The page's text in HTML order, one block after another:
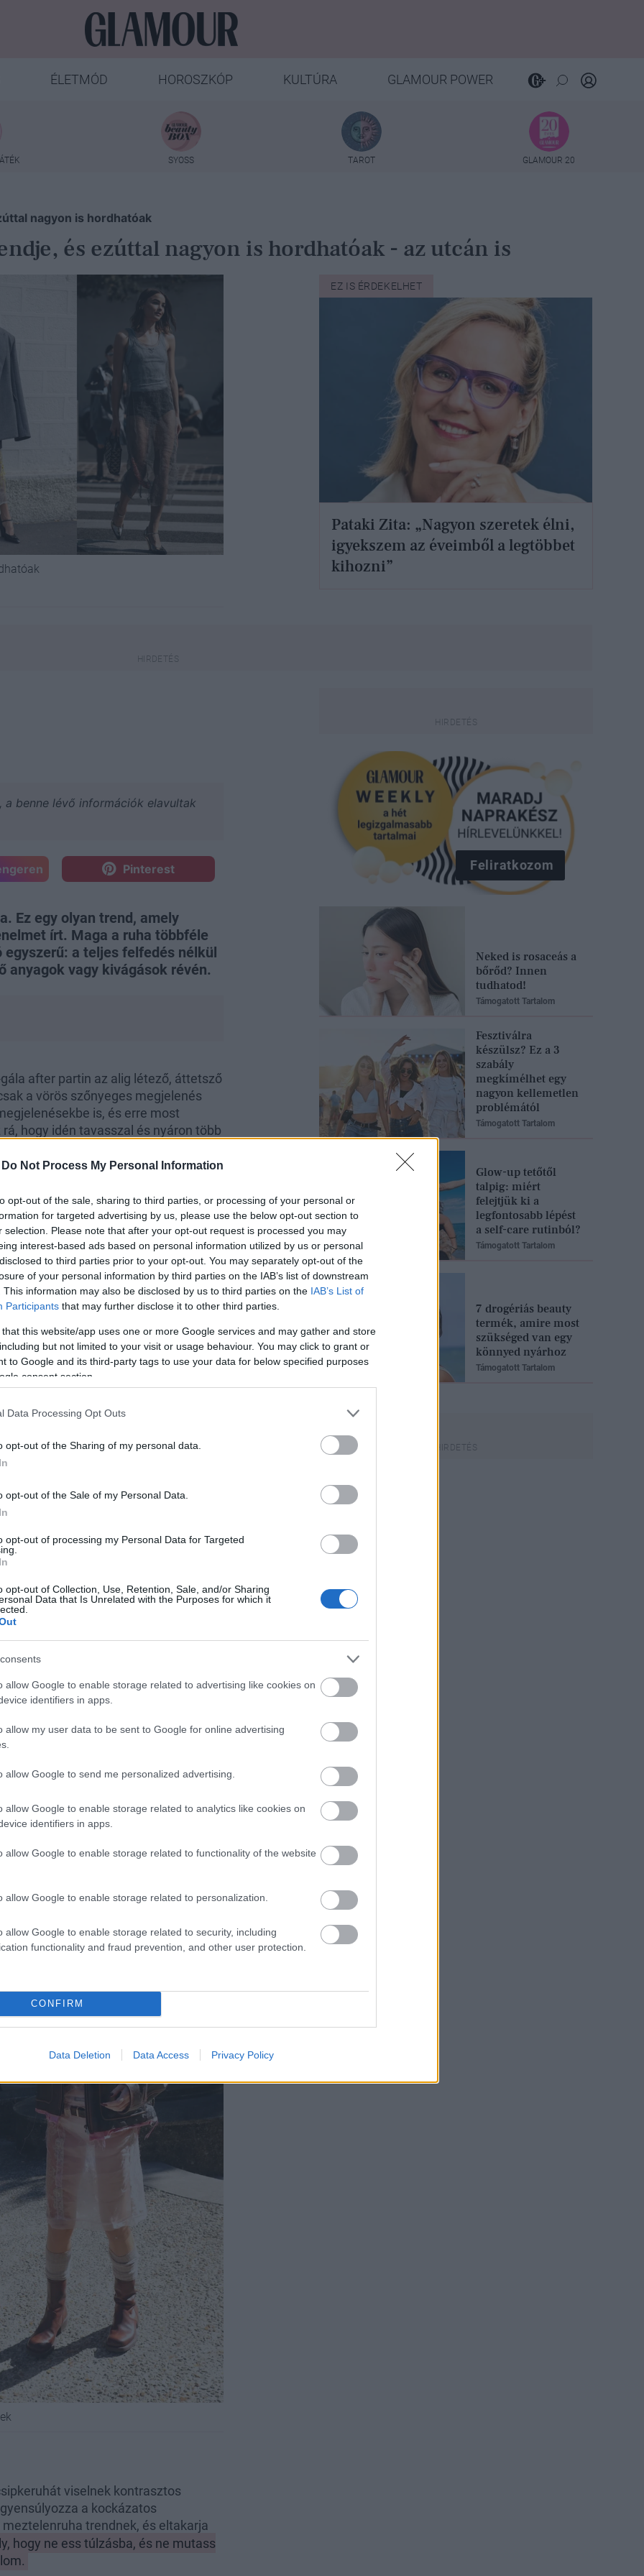
Do Not Process My Personal Information
opt-out of the sale, sharing to third parties, or processing of your personal or
for targeted advertising by us, please use the below opt-out section to
selection. Please note that after your opt-out request is processed you may
interest-based ads based on personal information utilized by us or personal
to third parties prior to your opt-out. You may separately opt-out of the
of your personal information by third parties on the IAB’s list of downstream
This information may also be disclosed by us to third parties on the IAB’s List of
Participants that may further disclose it to other third parties.
that this website/app uses one or more Google services and may gather and store
but not limited to your visit or usage behaviour. You may click to grant or
to Google and its third-party tags to use your data for below specified purposes
consent section.
Data Processing Opt Outs
opt-out of the Sharing of my personal data.
opt-out of the Sale of my Personal Data.
opt-out of processing my Personal Data for Targeted
opt-out of Collection, Use, Retention, Sale, and/or Sharing
Data that Is Unrelated with the Purposes for which it
allow Google to enable storage related to advertising like cookies on
identifiers in apps.
allow my user data to be sent to Google for online advertising
allow Google to send me personalized advertising.
allow Google to enable storage related to analytics like cookies on
identifiers in apps.
allow Google to enable storage related to functionality of the website
allow Google to enable storage related to personalization.
allow Google to enable storage related to security, including
functionality and fraud prevention, and other user protection.
CONFIRM
Data Deletion Data Access Privacy Policy
ÉLETMÓD HOROSZKÓP KULTÚRA GLAMOUR POWER
SYOSS TAROT GLAMOUR 20
nagyon is hordhatóak
és ezúttal nagyon is hordhatóak - az utcán is
EZ IS ÉRDEKELHET
Pataki Zita: „Nagyon szeretek élni,
igyekszem az éveimből a legtöbbet
kihozni”
benne lévő információk elavultak
Pinterest
Ez egy olyan trend, amely
írt. Maga a ruha többféle
a teljes felfedés nélkül
vagy kivágások révén.
after partin az alig létező, áttetsző
a vörös szőnyeges megjelenés
is, és erre most
hogy idén tavasszal és nyáron több
árt, ha te már felkészülve
elrejt
még mindig sokkoló ereje van, de
tartozik. Ám míg korábban az
viselet legyen, a vörös
összpontosulnak, az Old
nyúlik vissza. Az 1910-es
viseltek, amelyek a korszakra
és gyakran többet árultak el, mint
stílusú „meztelen”
alkalmi megjelenésekre
viselnek kontrasztos
a kockázatos
trendnek, és eltakarja
hogy ne ess túlzásba, és ne mutass
Feliratkozom
Neked is rosaceás a
bőrőd? Innen
tudhatod!
Támogatott Tartalom
Fesztiválra
készülsz? Ez a 3
szabály
megkímélhet egy
nagyon kellemetlen
problémától
Támogatott Tartalom
Glow-up tetőtől
talpig: miért
felejtjük ki a
legfontosabb lépést
a self-care rutinból?
Támogatott Tartalom
7 drogériás beauty
termék, amire most
szükséged van egy
könnyed nyárhoz
Támogatott Tartalom